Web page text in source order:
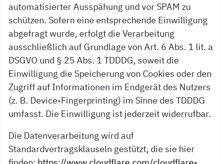
automatisierter Ausspähung und vor SPAM zu
schützen. Sofern eine entsprechende Einwilligung
abgefragt wurde, erfolgt die Verarbeitung
ausschließlich auf Grundlage von Art. 6 Abs. 1 lit. a
DSGVO und § 25 Abs. 1 TDDDG, soweit die
Einwilligung die Speicherung von Cookies oder den
Zugriff auf Informationen im Endgerät des Nutzers
(z. B. Device-Fingerprinting) im Sinne des TDDDG
umfasst. Die Einwilligung ist jederzeit widerrufbar.
Die Datenverarbeitung wird auf
Standardvertragsklauseln gestützt, die sie hier